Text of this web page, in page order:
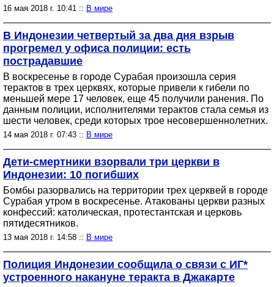
16 мая 2018 г. 10:41 :: В мире
В Индонезии четвертый за два дня взрыв
прогремел у офиса полиции: есть
пострадавшие
В воскресенье в городе Сурабая произошла серия
терактов в трех церквях, которые привели к гибели по
меньшей мере 17 человек, еще 45 получили ранения. По
данным полиции, исполнителями терактов стала семья из
шести человек, среди которых трое несовершеннолетних.
14 мая 2018 г. 07:43 :: В мире
Дети-смертники взорвали три церкви в
Индонезии: 10 погибших
Бомбы разорвались на территории трех церквей в городе
Сурабая утром в воскресенье. Атакованы церкви разных
конфессий: католическая, протестантская и церковь
пятидесятников.
13 мая 2018 г. 14:58 :: В мире
Полиция Индонезии сообщила о связи с ИГ*
устроенного накануне теракта в Джакарте